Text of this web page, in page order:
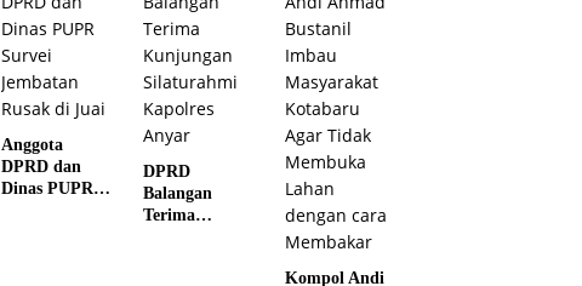
Debu dan
Perketat
Penyiraman
Air di
Sejumlah Titik
Anggota
DPRD dan
Dinas PUPR
DPRD
Balangan
Terima
Kompol Andi